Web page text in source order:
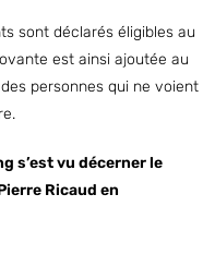
sont déclarés éligibles au
est ainsi ajoutée au
personnes qui ne voient
s’est vu décerner le
Ricaud en